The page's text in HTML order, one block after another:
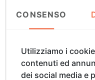
2015 anche la
nella valorizzazione
il territorio” promosso
Collabora dal 2015
2018 entra a far
CONSENSO
Utilizziamo i
contenuti ed
dei social media e